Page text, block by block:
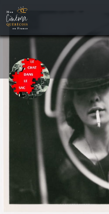
Le chat dans
Disponibilité : EN
Détails Bande-